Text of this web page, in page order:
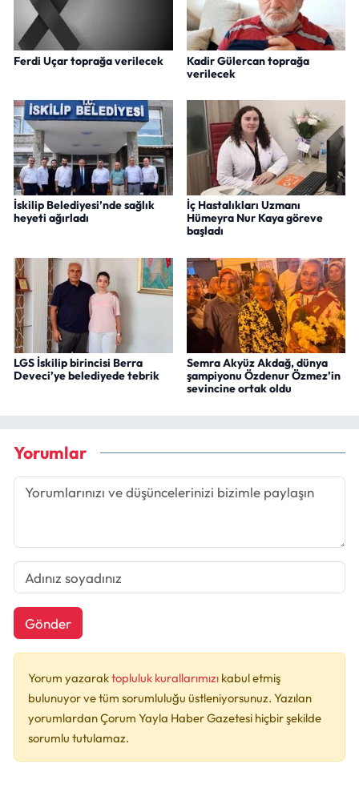
Ferdi Uçar toprağa verilecek
Kadir Gülercan toprağa
verilecek
İskilip Belediyesi’nde sağlık
heyeti ağırladı
İç Hastalıkları Uzmanı
Hümeyra Nur Kaya göreve
başladı
LGS İskilip birincisi Berra
Deveci’ye belediyede tebrik
Semra Akyüz Akdağ, dünya
şampiyonu Özdenur Özmez’in
sevincine ortak oldu
Yorumlar
Gönder
Yorum yazaraktopluluk kurallarımızı kabul etmiş
bulunuyor ve tüm sorumluluğu üstleniyorsunuz. Yazılan
yorumlardan Çorum Yayla Haber Gazetesi hiçbir şekilde
sorumlu tutulamaz.